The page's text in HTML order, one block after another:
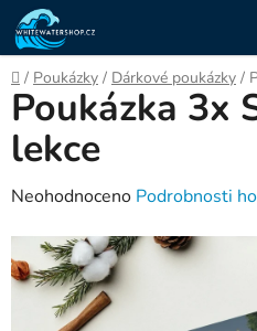
Přejít
na
obsah
Domů
/ Poukázky / Dárkové poukázky /
Poukázka 3x
lekce
Průměrné
produktu
je
Neohodnoceno Podrobnosti